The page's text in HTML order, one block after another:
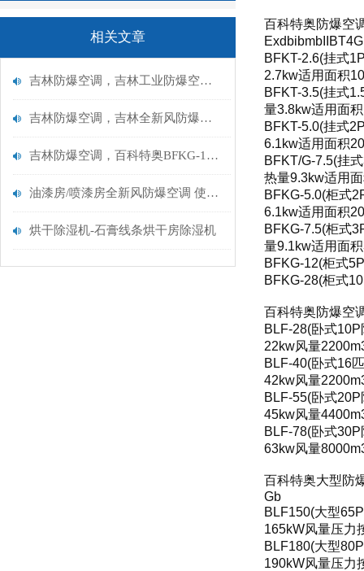
相关文章
吉林防爆空调，吉林工业防爆空调厂家
吉林防爆空调，吉林全新风防爆空调厂家
吉林防爆空调，百科特奥BFKG-12,甲类库5匹防爆空调
油漆房/喷漆房全新风防爆空调 使用好处
烘干除湿机-石膏线条烘干房除湿机
百科特奥防爆空
BFKT-2.6(挂式
2.7kw适用面积
BFKT-3.5(挂式
量3.8kw适用面
BFKT-5.0(挂式
6.1kw适用面积
BFKT/G-7.5(挂
热量9.3kw适用
BFKG-5.0(柜式
6.1kw适用面积
BFKG-7.5(柜式
量9.1kw适用面
BFKG-12(柜式
BFKG-28(柜式
百科特奥防爆空
BLF-28(卧式
22kw风量
BLF-40(卧式16
42kw风量
BLF-55(卧式
45kw风量
BLF-78(卧式
63kw风量
百科特奥大型防
Gb
BLF150(大型
165kW风量压力
BLF180(大型
190kW风量压力